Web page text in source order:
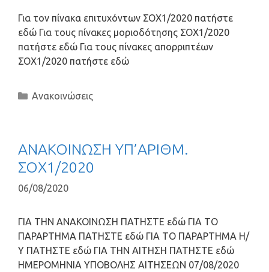
Για τον πίνακα επιτυχόντων ΣΟΧ1/2020 πατήστε
εδώ Για τους πίνακες μοριοδότησης ΣΟΧ1/2020
πατήστε εδώ Για τους πίνακες απορριπτέων
ΣΟΧ1/2020 πατήστε εδώ
Ανακοινώσεις
ΑΝΑΚΟΙΝΩΣΗ ΥΠ’ΑΡΙΘΜ.
ΣΟΧ1/2020
06/08/2020
ΓΙΑ ΤΗΝ ΑΝΑΚΟΙΝΩΣΗ ΠΑΤΗΣΤΕ εδώ ΓΙΑ ΤΟ
ΠΑΡΑΡΤΗΜΑ ΠΑΤΗΣΤΕ εδώ ΓΙΑ ΤΟ ΠΑΡΑΡΤΗΜΑ Η/
Υ ΠΑΤΗΣΤΕ εδώ ΓΙΑ ΤΗΝ ΑΙΤΗΣΗ ΠΑΤΗΣΤΕ εδώ
ΗΜΕΡΟΜΗΝΙΑ ΥΠΟΒΟΛΗΣ ΑΙΤΗΣΕΩΝ 07/08/2020